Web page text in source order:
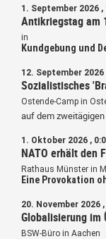
1. September 2026 ,
Antikriegstag am
in
Kundgebung und
12. September 2026
Sozialistisches
Ostende-Camp in
auf dem
1. Oktober 2026 ,
NATO erhält den
Rathaus Münster in
Eine Provokation
20. November 2026
Globalisierung im
BSW-Büro in Aachen